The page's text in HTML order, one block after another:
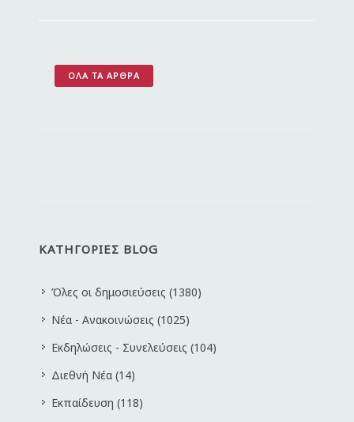
ΌΛΑ ΤΑ ΆΡΘΡΑ
ΚΑΤΗΓΟΡΙΕΣ BLOG
Όλες οι δημοσιεύσεις (1380)
Νέα - Ανακοινώσεις (1025)
Εκδηλώσεις - Συνελεύσεις (104)
Διεθνή Νέα (14)
Εκπαίδευση (118)